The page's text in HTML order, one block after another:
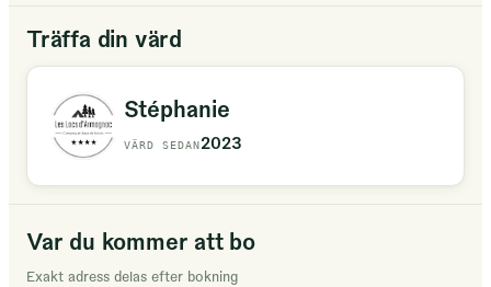
Träffa din värd
Stéphanie
VÄRD SEDAN 2023
Var du kommer att bo
Exakt adress delas efter bokning